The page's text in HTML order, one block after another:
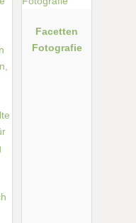
Facetten
Fotografie